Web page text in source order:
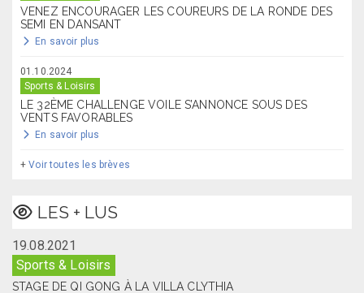
VENEZ ENCOURAGER LES COUREURS DE LA RONDE DES
SEMI EN DANSANT
En savoir plus
01.10.2024
Sports & Loisirs
LE 32ÈME CHALLENGE VOILE S’ANNONCE SOUS DES
VENTS FAVORABLES
En savoir plus
+Voir toutes les brèves
LES + LUS
19.08.2021
Sports & Loisirs
STAGE DE QI GONG À LA VILLA CLYTHIA